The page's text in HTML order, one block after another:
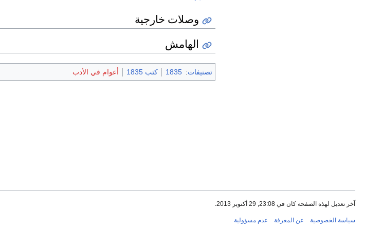
وصلات خارجية
الهامش
تصنيفات:
1835 كتب 1835 أعوام في الأدب
آخر تعديل لهذه الصفحة كان في 23:08, 29 أكتوبر 2013.
سياسة الخصوصية عن المعرفة عدم مسؤولية